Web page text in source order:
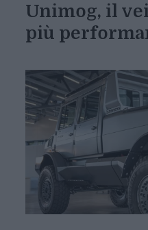
Unimog, il
più